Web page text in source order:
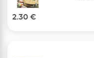
2.30 €